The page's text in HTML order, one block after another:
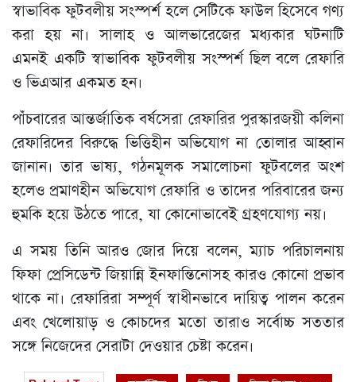
স্বাভাবিক ফুটবলীয় সংস্পর্শ হলে সেটিকে ফাউল হিসেবে গণ্য
করা হয় না। সালাহ ও আলভারেজের মধ্যকার ঘটনাটি
এমনই একটি স্বাভাবিক ফুটবলীয় সংস্পর্শ ছিল বলে রেফারি
ও ভিএআর একমত হন।
পাঁচবারের আন্তর্জাতিক বর্ষসেরা রেফারির পুরস্কারজয়ী কলিনা
রেফারিদের বিরুদ্ধে ভিত্তিহীন অভিযোগ না তোলার আহ্বান
জানান। তার ভাষ্য, গঠনমূলক সমালোচনা ফুটবলের অংশ
হলেও প্রমাণহীন অভিযোগ রেফারি ও তাদের পরিবারের জন্য
হুমকি হয়ে উঠতে পারে, যা কোনোভাবেই গ্রহণযোগ্য নয়।
এ সময় তিনি আরও জোর দিয়ে বলেন, ম্যাচ পরিচালনায়
ফিফা প্রেসিডেন্ট জিয়ান্নি ইনফান্তিনোসহ কারও কোনো প্রভাব
থাকে না। রেফারিরা সম্পূর্ণ স্বাধীনভাবে দায়িত্ব পালন করেন
এবং খেলোয়াড় ও কোচদের মতো তারাও সর্বোচ্চ সততার
সঙ্গে নিজেদের সেরাটা দেওয়ার চেষ্টা করেন।